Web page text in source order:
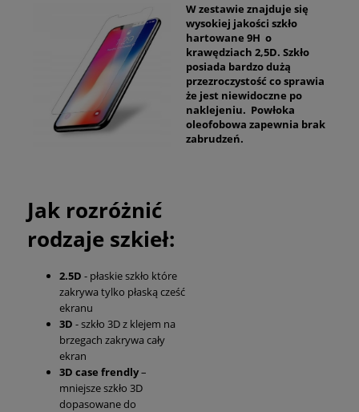
W zestawie znajduje się
wysokiej jakości szkło
hartowane 9H o
krawędziach 2,5D. Szkło
posiada bardzo dużą
przezroczystość co sprawia
że jest niewidoczne po
naklejeniu. Powłoka
oleofobowa zapewnia brak
zabrudzeń.
Jak rozróżnić
rodzaje szkieł:
2.5D - płaskie szkło które
zakrywa tylko płaską cześć
ekranu
3D - szkło 3D z klejem na
brzegach zakrywa cały
ekran
3D case frendly–
mniejsze szkło 3D
dopasowane do